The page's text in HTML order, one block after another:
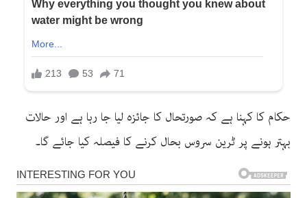
حکام کا کہنا ہے کہ صورتحال کا جائزہ لیا جا رہا ہے اور حالات
بہتر ہونے پر ٹرین سروس بحال کرنے کا فیصلہ کیا جائے گا۔